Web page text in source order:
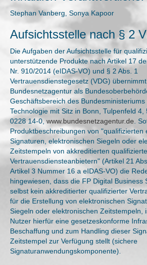
Stephan Vanberg, Sonya Kapoor
Aufsichtsstelle nach § 2
Die Aufgaben der Aufsichtsstelle für
unterstützende Produkte nach Artikel 17
Nr. 910/2014 (eIDAS-VO) und § 2 Abs. 1
Vertrauensdienstegesetz (VDG)
Bundesnetzagentur als
Geschäftsbereich des
Technologie mit Sitz in Bonn, Tulpenfeld 4,
0228 14-0,www.bundesnetzagentur.de .
Produktbeschreibungen von "qualifizierten
Signaturen, elektronischen Siegeln oder
Zeitstempeln von akkreditierten
Vertrauensdiensteanbietern" (Artikel 21
Artikel 3 Nummer 16 a eIDAS-VO) die
hingewiesen, dass die FP Digital Business
selbst kein akkreditierter qualifizierter
für die Erstellung von elektronischen
Siegeln oder elektronischen Zeitstempeln,
Nutzer hierfür eine gesetzeskonforme
Beschaffung und zum Handling dieser
Zeitstempel zur Verfügung stellt (sichere
Signaturanwendungskomponente).